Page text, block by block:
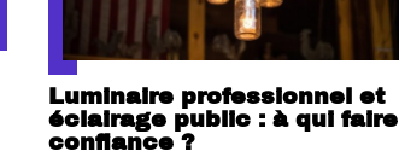
Luminaire professionnel et
éclairage public : à qui faire
confiance ?